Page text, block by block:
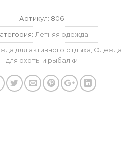
Артикул: 806
Летняя одежда
для активного отдыха, Одежда
для охоты и рыбалки